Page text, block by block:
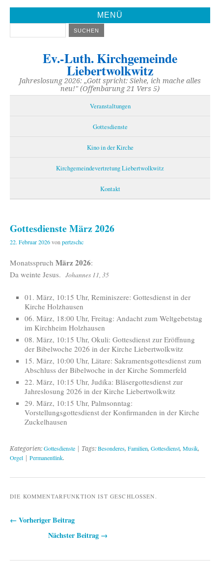
MENÜ
Ev.-Luth. Kirchgemeinde
Liebertwolkwitz
Jahreslosung 2026: „Gott spricht: Siehe, ich mache alles
neu!" (Offenbarung 21 Vers 5)
Veranstaltungen
Gottesdienste
Kino in der Kirche
Kirchgemeindevertretung Liebertwolkwitz
Kontakt
Gottesdienste März 2026
22. Februar 2026von pertzschc
Monatsspruch März 2026:
Da weinte Jesus. Johannes 11, 35
01. März, 10:15 Uhr, Reminiszere: Gottesdienst in der
Kirche Holzhausen
06. März, 18:00 Uhr, Freitag: Andacht zum Weltgebetstag
im Kirchheim Holzhausen
08. März, 10:15 Uhr, Okuli: Gottesdienst zur Eröffnung
der Bibelwoche 2026 in der Kirche Liebertwolkwitz
15. März, 10:00 Uhr, Lätare: Sakramentsgottesdienst zum
Abschluss der Bibelwoche in der Kirche Sommerfeld
22. März, 10:15 Uhr, Judika: Bläsergottesdienst zur
Jahreslosung 2026 in der Kirche Liebertwolkwitz
29. März, 10:15 Uhr, Palmsonntag:
Vorstellungsgottesdienst der Konfirmanden in der Kirche
Zuckelhausen
Kategorien: Gottesdienste | Tags: Besonderes, Familien, Gottesdienst, Musik,
Orgel Permanentlink.
DIE KOMMENTARFUNKTION IST GESCHLOSSEN.
Beitragsnavigation
← Vorheriger Beitrag
Nächster Beitrag →